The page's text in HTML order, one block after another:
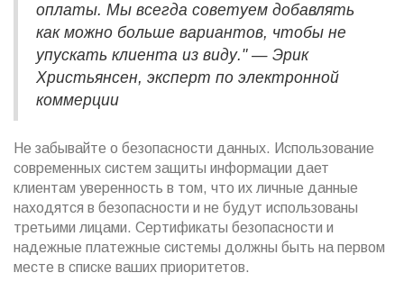
оплаты. Мы всегда советуем добавлять
как можно больше вариантов, чтобы не
упускать клиента из виду." — Эрик
Христьянсен, эксперт по электронной
коммерции
Не забывайте о безопасности данных. Использование
современных систем защиты информации дает
клиентам уверенность в том, что их личные данные
находятся в безопасности и не будут использованы
третьими лицами. Сертификаты безопасности и
надежные платежные системы должны быть на первом
месте в списке ваших приоритетов.